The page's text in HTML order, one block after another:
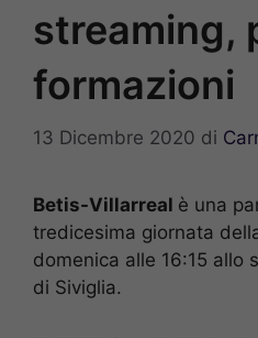
streaming,
formazioni
13 Dicembre 2020 di
Betis-Villarreal è una
tredicesima giornata
domenica alle 16:15 allo
di Siviglia.